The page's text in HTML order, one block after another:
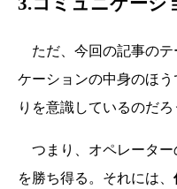
ただ、今回の記事のテ
ケーションの中身のほ
りを意識しているのだろ
つまり、オペレーター
を勝ち得る。それには、